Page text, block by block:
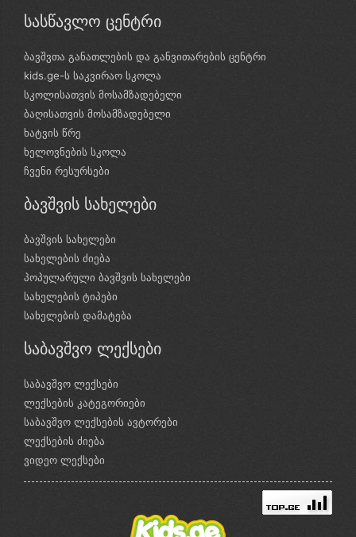
სასწავლო ცენტრი
ბავშვთა განათლების და განვითარების ცენტრი
kids.ge-ს საკვირაო სკოლა
სკოლისათვის მოსამზადებელი
ბაღისათვის მოსამზადებელი
ხატვის წრე
ხელოვნების სკოლა
ჩვენი რესურსები
ბავშვის სახელები
ბავშვის სახელები
სახელების ძიება
პოპულარული ბავშვის სახელები
სახელების ტიპები
სახელების დამატება
საბავშვო ლექსები
საბავშვო ლექსები
ლექსების კატეგორიები
საბავშვო ლექსების ავტორები
ლექსების ძიება
ვიდეო ლექსები